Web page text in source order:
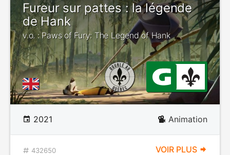
Fureur sur pattes : la légende
de Hank
v.o. : Paws of Fury: The Legend of Hank
2021 Animation
432650 VOIR PLUS